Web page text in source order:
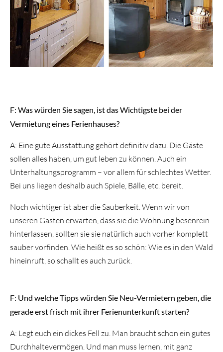
F: Was würden Sie sagen, ist das Wichtigste bei der
Vermietung eines Ferienhauses?
A: Eine gute Ausstattung gehört definitiv dazu. Die Gäste
sollen alles haben, um gut leben zu können. Auch ein
Unterhaltungsprogramm – vor allem für schlechtes Wetter.
Bei uns liegen deshalb auch Spiele, Bälle, etc. bereit.
Noch wichtiger ist aber die Sauberkeit. Wenn wir von
unseren Gästen erwarten, dass sie die Wohnung besenrein
hinterlassen, sollten sie sie natürlich auch vorher komplett
sauber vorfinden. Wie heißt es so schön: Wie es in den Wald
hineinruft, so schallt es auch zurück.
F: Und welche Tipps würden Sie Neu-Vermietern geben, die
gerade erst frisch mit ihrer Ferienunterkunft starten?
A: Legt euch ein dickes Fell zu. Man braucht schon ein gutes
Durchhaltevermögen. Und man muss lernen, mit ganz